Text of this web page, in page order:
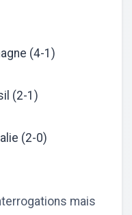
(4-1)
(2-1)
(2-0)
mais